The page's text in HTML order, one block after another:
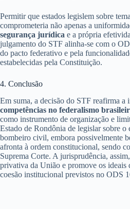
Permitir que estados legislem sobre
comprometeria não apenas a
segurança jurídica e a própria
julgamento do STF alinha-se com o
do pacto federativo e pela
estabelecidas pela Constituição.
4. Conclusão
Em suma, a decisão do STF reafirma a
competências no federalismo
como instrumento de organização e
Estado de Rondônia de legislar sobre o
bombeiro civil, embora possivelmente
afronta à ordem constitucional, sendo
Suprema Corte. A jurisprudência,
privativa da União e promove os ideais
coesão institucional previstos no ODS